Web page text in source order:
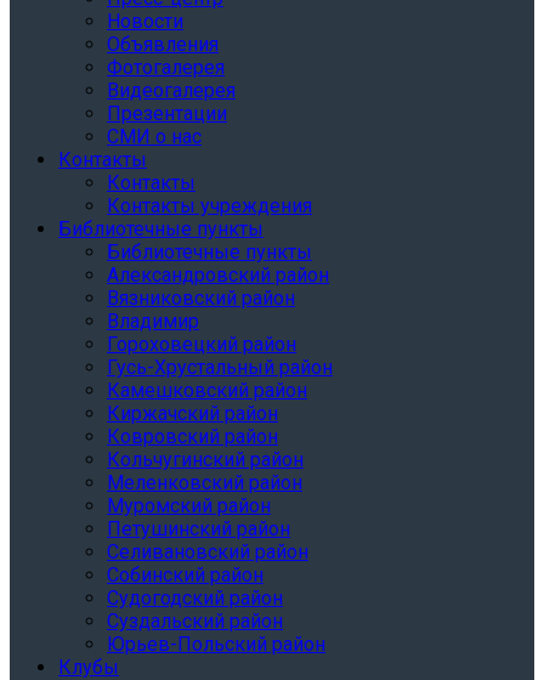
Новости
Объявления
Фотогалерея
Видеогалерея
Презентации
СМИ о нас
Контакты
Контакты
Контакты учреждения
Библиотечные пункты
Библиотечные пункты
Александровский район
Вязниковский район
Владимир
Гороховецкий район
Гусь-Хрустальный район
Камешковский район
Киржачский район
Ковровский район
Кольчугинский район
Меленковский район
Муромский район
Петушинский район
Селивановский район
Собинский район
Судогодский район
Суздальский район
Юрьев-Польский район
Клубы